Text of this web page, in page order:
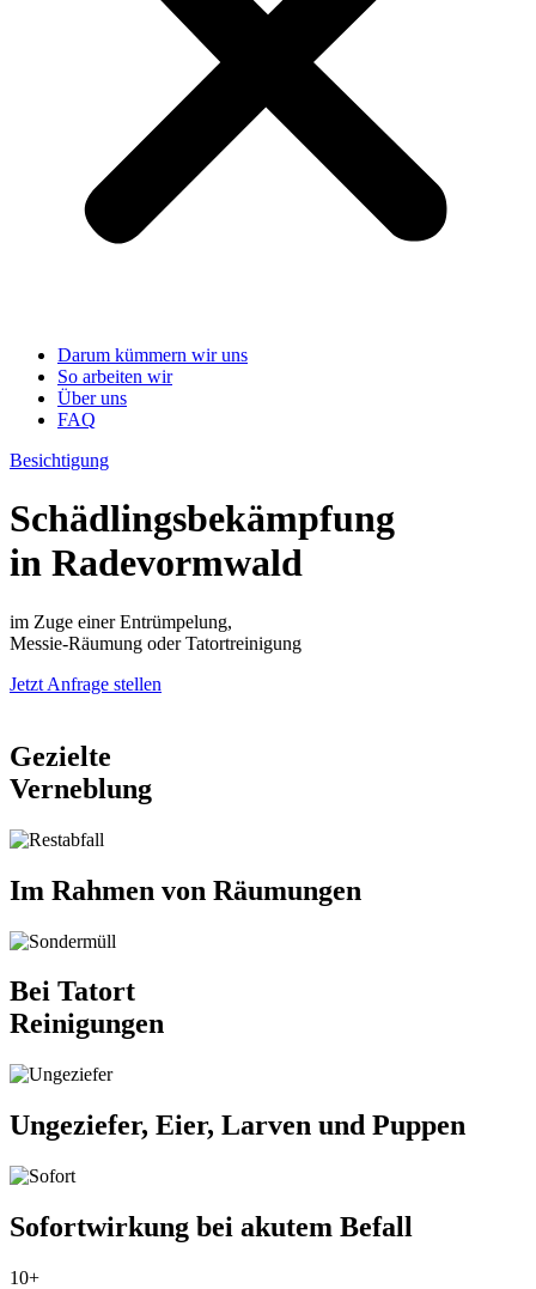
Darum kümmern wir uns
So arbeiten wir
Über uns
FAQ
Besichtigung
Schädlingsbekämpfung
in Radevormwald
im Zuge einer Entrümpelung,
Messie-Räumung oder Tatortreinigung
Jetzt Anfrage stellen
Gezielte
Verneblung
Im Rahmen von Räumungen
Bei Tatort
Reinigungen
Ungeziefer, Eier, Larven und Puppen
Sofortwirkung bei akutem Befall
10+